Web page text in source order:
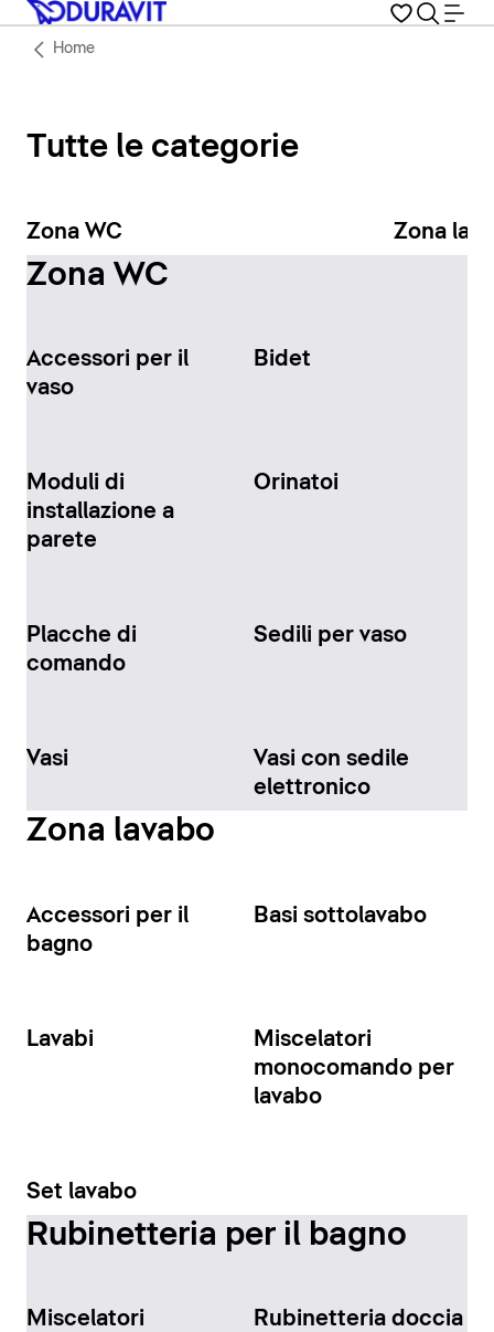
Home
Tutte le categorie
Zona WC Zona
Zona WC
Accessori per il
vaso
Bidet
Moduli di
installazione a
parete
Orinatoi
Placche di
comando
Sedili per vaso
Vasi
Vasi con sedile
elettronico
Zona lavabo
Accessori per il
bagno
Basi sottolavabo
Lavabi
Miscelatori
monocomando per
lavabo
Set lavabo
Rubinetteria per il bagno
Miscelatori
Rubinetteria doccia